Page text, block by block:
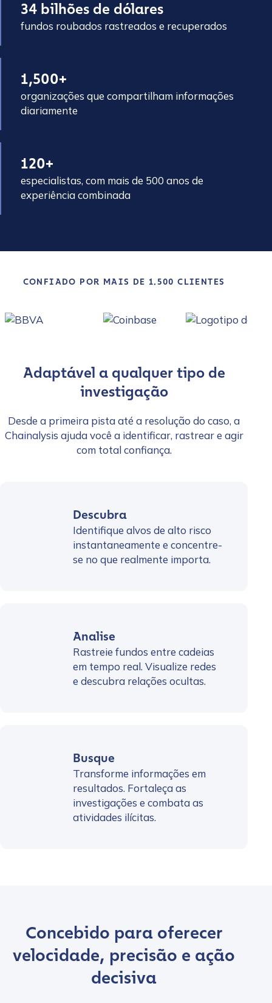
34 bilhões de dólares
fundos roubados rastreados e recuperados
1,500+
organizações que compartilham informações
diariamente
120+
especialistas, com mais de 500 anos de
experiência combinada
CONFIADO POR MAIS DE 1.500 CLIENTES
Adaptável a qualquer tipo de
investigação
Desde a primeira pista até a resolução do caso, a
Chainalysis ajuda você a identificar, rastrear e agir
com total confiança.
Descubra
Identifique alvos de alto risco
instantaneamente e concentre-
se no que realmente importa.
Analise
Rastreie fundos entre cadeias
em tempo real. Visualize redes
e descubra relações ocultas.
Busque
Transforme informações em
resultados. Fortaleça as
investigações e combata as
atividades ilícitas.
Concebido para oferecer
velocidade, precisão e ação
decisiva